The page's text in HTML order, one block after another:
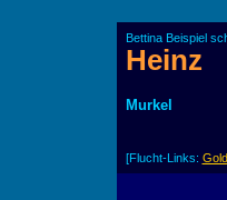
Bettina Beispiel
Heinz
Murkel
[Flucht-Links: